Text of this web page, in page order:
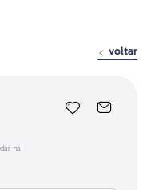
voltar
na